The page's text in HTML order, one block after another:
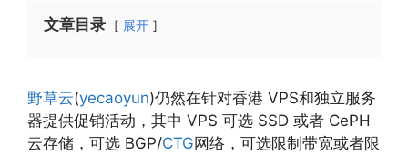
文章目录 展开
野草云(yecaoyun)仍然在针对香港 VPS和独立服务
器提供促销活动，其中 VPS 可选 SSD 或者 CePH
云存储，可选 BGP/CTG网络，可选限制带宽或者限